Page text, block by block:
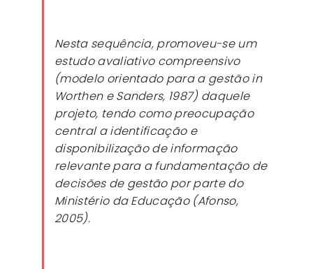
Nesta sequência, promoveu-se um
estudo avaliativo compreensivo
(modelo orientado para a gestão in
Worthen e Sanders, 1987) daquele
projeto, tendo como preocupação
central a identificação e
disponibilização de informação
relevante para a fundamentação de
decisões de gestão por parte do
Ministério da Educação (Afonso,
2005).